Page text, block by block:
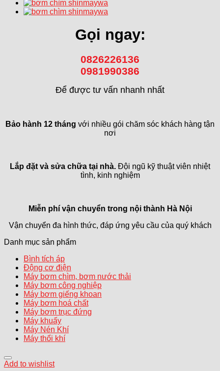
Gọi ngay:
0826226136
0981990386
Để được tư vấn nhanh nhất
Bảo hành 12 tháng với nhiều gói chăm sóc khách hàng tận
nơi
Lắp đặt và sửa chữa tại nhà. Đội ngũ kỹ thuật viên nhiệt
tình, kinh nghiệm
Miễn phí vận chuyển trong nội thành Hà Nội
Vận chuyển đa hình thức, đáp ứng yêu cầu của quý khách
Danh mục sản phẩm
Bình tích áp
Động cơ điện
Máy bơm chìm, bơm nước thải
Máy bơm công nghiệp
Máy bơm giếng khoan
Máy bơm hoá chất
Máy bơm trục đứng
Máy khuấy
Máy Nén Khí
Máy thổi khí
Add to wishlist